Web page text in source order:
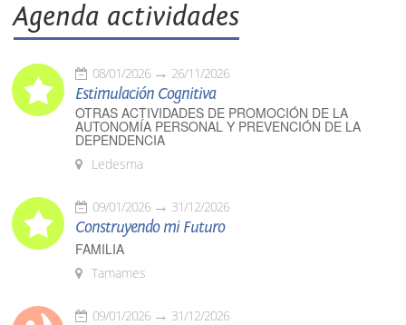
Agenda actividades
08/01/2026 26/11/2026
Estimulación Cognitiva
OTRAS ACTIVIDADES DE PROMOCIÓN DE LA
AUTONOMÍA PERSONAL Y PREVENCIÓN DE LA
DEPENDENCIA
Ledesma
09/01/2026 31/12/2026
Construyendo mi Futuro
FAMILIA
Tamames
09/01/2026 31/12/2026